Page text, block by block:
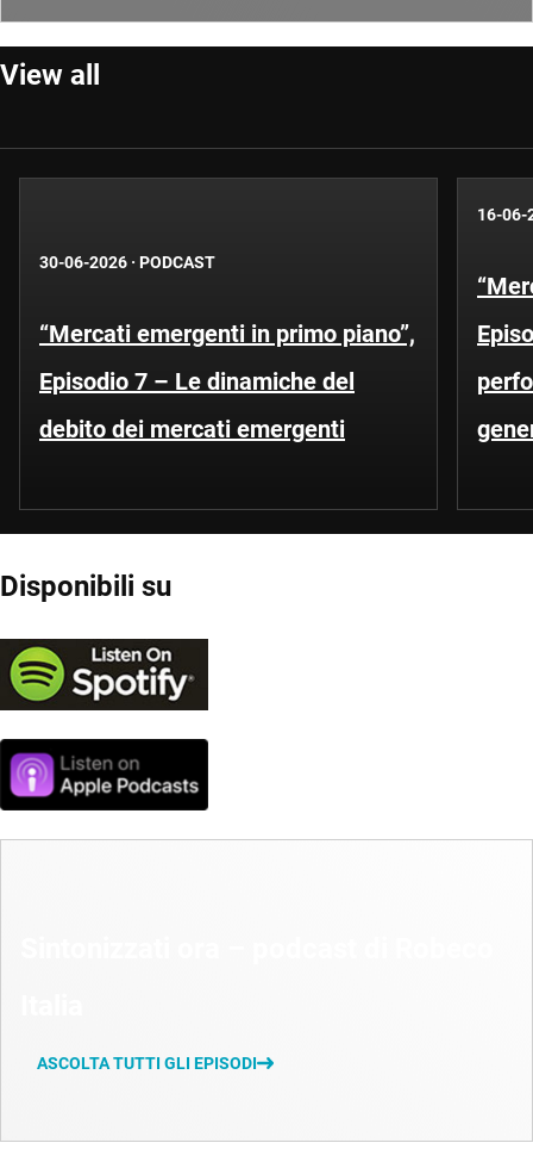
View all
30-06-2026 · PODCAST
“Mercati emergenti in primo piano”,
Episodio 7 – Le dinamiche del
debito dei mercati emergenti
16-06-
Disponibili su
ASCOLTA TUTTI GLI EPISODI